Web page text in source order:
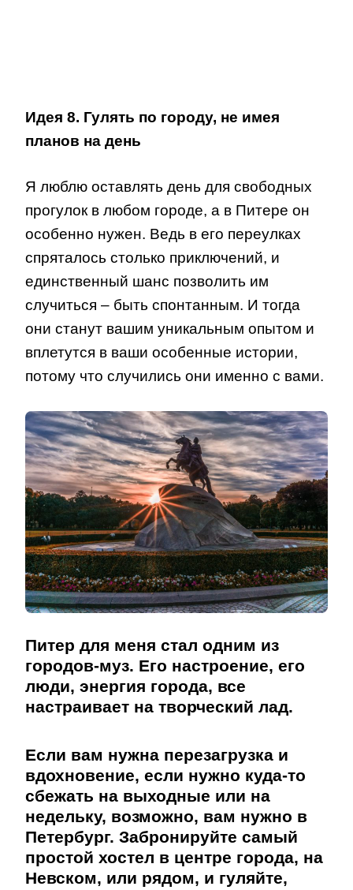
Идея 8. Гулять по городу, не имея
планов на день
Я люблю оставлять день для свободных
прогулок в любом городе, а в Питере он
особенно нужен. Ведь в его переулках
спряталось столько приключений, и
единственный шанс позволить им
случиться – быть спонтанным. И тогда
они станут вашим уникальным опытом и
вплетутся в ваши особенные истории,
потому что случились они именно с вами.
Питер для меня стал одним из
городов-муз. Его настроение, его
люди, энергия города, все
настраивает на творческий лад.
Если вам нужна перезагрузка и
вдохновение, если нужно куда-то
сбежать на выходные или на
недельку, возможно, вам нужно в
Петербург. Забронируйте самый
простой хостел в центре города, на
Невском, или рядом, и гуляйте,